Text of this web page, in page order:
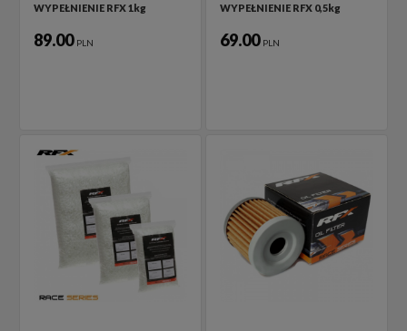
WYPEŁNIENIE RFX 1kg
89.00 PLN
WYPEŁNIENIE RFX 0,5kg
69.00 PLN